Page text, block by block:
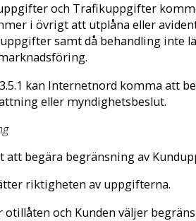
och Trafikuppgifter
i övrigt att utplåna eller
samt då behandling inte
kan Internetnord komma att
eller myndighetsbeslut.
att begära begränsning av
riktigheten av uppgifterna.
otillåten och Kunden väljer